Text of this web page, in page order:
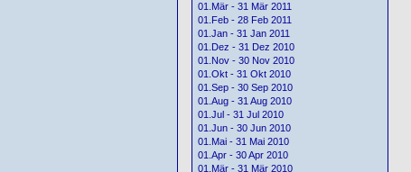
01.Mär - 31 Mär 2011
01.Feb - 28 Feb 2011
01.Jan - 31 Jan 2011
01.Dez - 31 Dez 2010
01.Nov - 30 Nov 2010
01.Okt - 31 Okt 2010
01.Sep - 30 Sep 2010
01.Aug - 31 Aug 2010
01.Jul - 31 Jul 2010
01.Jun - 30 Jun 2010
01.Mai - 31 Mai 2010
01.Apr - 30 Apr 2010
01.Mär - 31 Mär 2010